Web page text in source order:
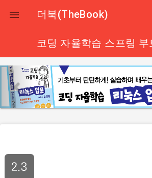
 더북(TheBook)
코딩 자율학습 스프링
p
r
e
u
s
2.3